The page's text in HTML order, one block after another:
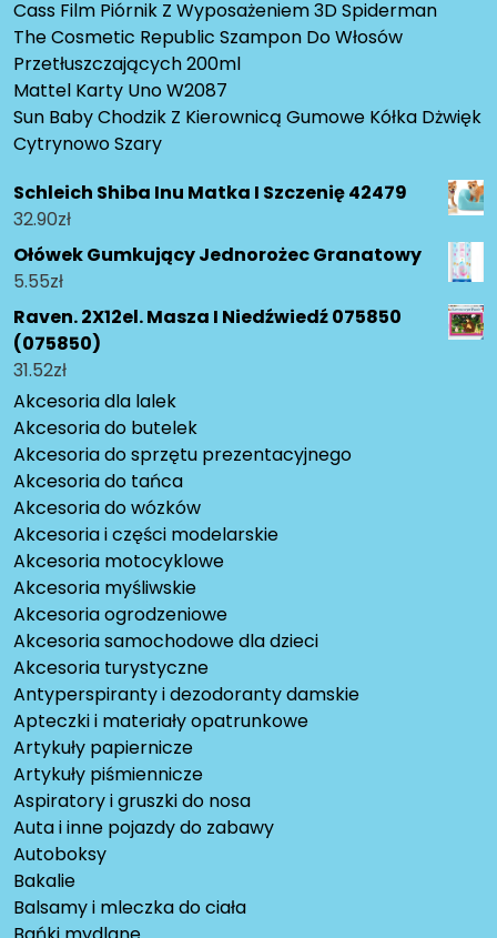
Cass Film Piórnik Z Wyposażeniem 3D Spiderman
The Cosmetic Republic Szampon Do Włosów
Przetłuszczających 200ml
Mattel Karty Uno W2087
Sun Baby Chodzik Z Kierownicą Gumowe Kółka Dżwięk
Cytrynowo Szary
Schleich Shiba Inu Matka I Szczenię 42479
32.90zł
Ołówek Gumkujący Jednorożec Granatowy
5.55zł
Raven. 2X12el. Masza I Niedźwiedź 075850
(075850)
31.52zł
Akcesoria dla lalek
Akcesoria do butelek
Akcesoria do sprzętu prezentacyjnego
Akcesoria do tańca
Akcesoria do wózków
Akcesoria i części modelarskie
Akcesoria motocyklowe
Akcesoria myśliwskie
Akcesoria ogrodzeniowe
Akcesoria samochodowe dla dzieci
Akcesoria turystyczne
Antyperspiranty i dezodoranty damskie
Apteczki i materiały opatrunkowe
Artykuły papiernicze
Artykuły piśmiennicze
Aspiratory i gruszki do nosa
Auta i inne pojazdy do zabawy
Autoboksy
Bakalie
Balsamy i mleczka do ciała